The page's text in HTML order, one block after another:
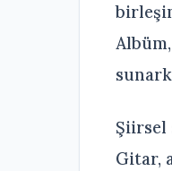
Şiirsel
Gitar,